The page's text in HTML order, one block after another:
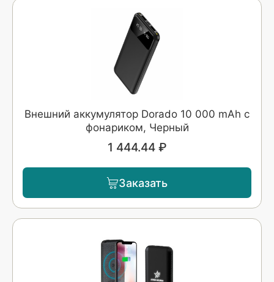
Внешний аккумулятор Dorado 10 000 mAh с
фонариком, Черный
1 444.44 ₽
Заказать